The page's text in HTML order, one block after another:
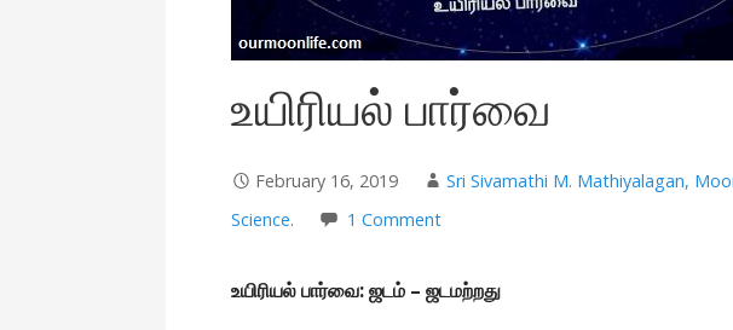
உயிரியல் பார்வை
February 16, 2019
Sri Sivamathi M. Mathiyalagan,
Science.
1 Comment
உயிரியல் பார்வை: ஜடம் – ஜடமற்றது